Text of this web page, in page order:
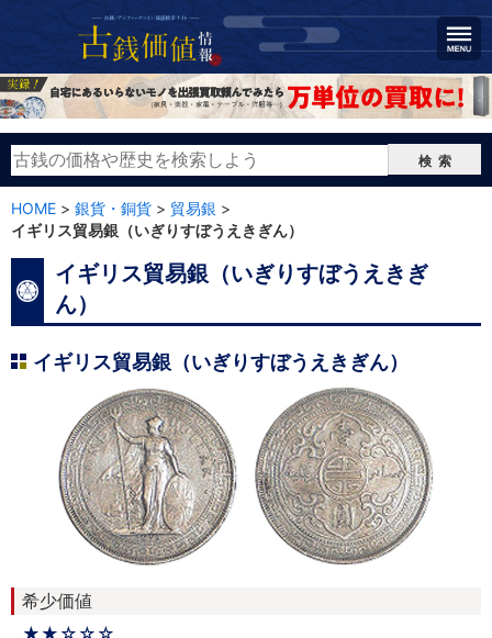
検索
HOME > 銀貨・銅貨 > 貿易銀 >
イギリス貿易銀（いぎりすぼうえきぎん）
イギリス貿易銀（いぎりすぼうえきぎ
ん）
イギリス貿易銀（いぎりすぼうえきぎん）
希少価値